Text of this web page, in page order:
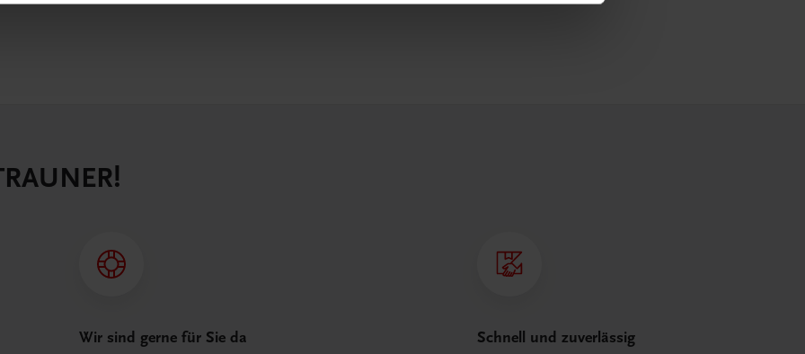
Wir sind gerne für Sie da Schnell und zuverlässig